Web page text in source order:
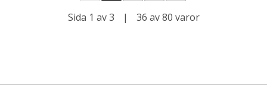
Sida 1 av 3 | 36 av 80 varor